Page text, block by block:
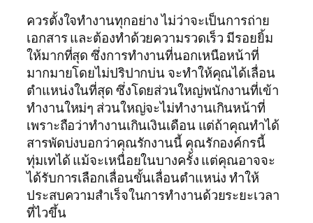
ควรตั้งใจทำงานทุกอย่าง ไม่ว่าจะเป็นการถ่าย
เอกสาร และต้องทำด้วยความรวดเร็ว มีรอยยิ้ม
ให้มากที่สุด ซึ่งการทำงานที่นอกเหนือหน้าที่
มากมายโดยไม่ปริปากบ่น จะทำให้คุณได้เลื่อน
ตำแหน่งในที่สุด ซึ่งโดยส่วนใหญ่พนักงานที่เข้า
ทำงานใหม่ๆ ส่วนใหญ่จะไม่ทำงานเกินหน้าที่
เพราะถือว่าทำงานเกินเงินเดือน แต่ถ้าคุณทำได้
สารพัดบ่งบอกว่าคุณรักงานนี้ คุณรักองค์กรนี้
ทุ่มเทได้ แม้จะเหนื่อยในบางครั้ง แต่คุณอาจจะ
ได้รับการเลือกเลื่อนขั้นเลื่อนตำแหน่ง ทำให้
ประสบความสำเร็จในการทำงานด้วยระยะเวลา
ที่ไวขึ้น